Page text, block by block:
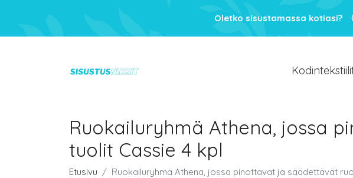
Oletko sisustamassa kotiasi?
Ruokailuryhmä Athena, jossa
tuolit Cassie 4 kpl
Etusivu Ruokailuryhmä Athena, jossa pinottavat ja säädettävät